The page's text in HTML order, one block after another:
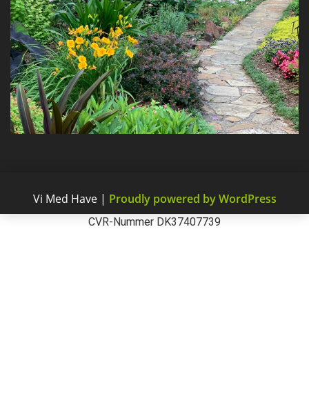
Vi Med Have | Proudly powered by WordPress
CVR-Nummer DK37407739